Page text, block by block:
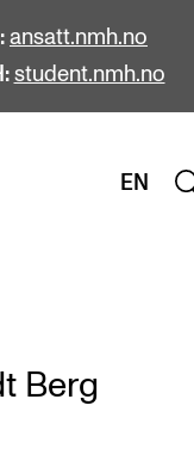
ansatt.nmh.no
student.nmh.no
EN
Berg